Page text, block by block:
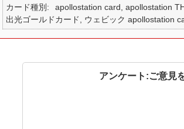
カード種別
apollostation card, apollostation
出光ゴールドカード, ウェビック apollostation
アンケート:ご意見